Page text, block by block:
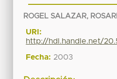
ROGEL SALAZAR,
URI:
http://hdl.handle.net/
Fecha: 2003